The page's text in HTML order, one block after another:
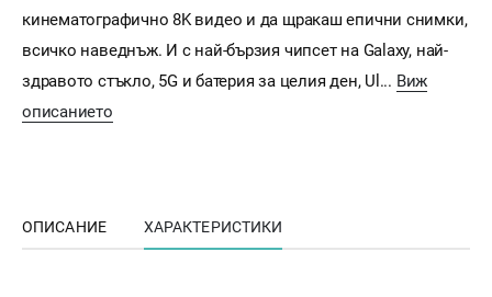
кинематографично 8K видео и да щракаш епични снимки,
всичко наведнъж. И с най-бързия чипсет на Galaxy, най-
здравото стъкло, 5G и батерия за целия ден, Ul... Виж
описанието
ОПИСАНИЕ ХАРАКТЕРИСТИКИ